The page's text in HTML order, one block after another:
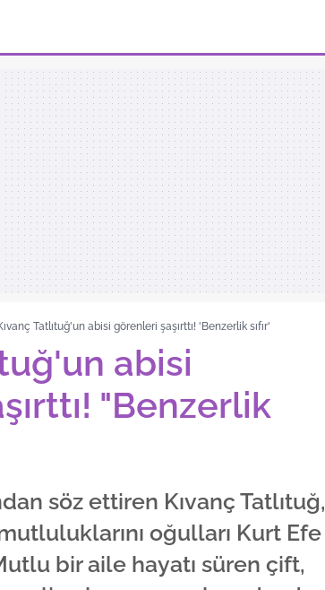
Tatlıtuğ'un abisi görenleri şaşırttı! 'Benzerlik sıfır'
abisi
"Benzerlik
söz ettiren Kıvanç Tatlıtuğ,
oğulları Kurt Efe
bir aile hayatı süren çift,